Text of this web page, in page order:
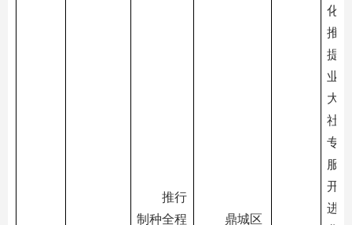
推行
制种全程
鼎城区
化
推
提
业
大
社
专
服
开
进